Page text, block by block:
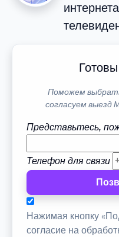
Поможем
согласуем выезд
Представьтесь,
Телефон для связи
Нажимая кнопку
согласие на